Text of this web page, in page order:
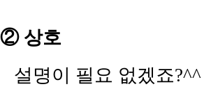
② 상호
설명이 필요 없겠죠?^^